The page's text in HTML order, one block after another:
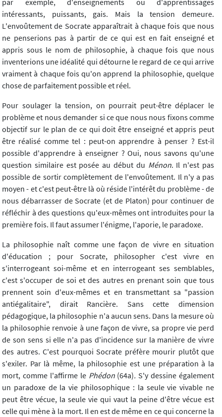
par exemple, d'enseignements ou d'apprentissages
intéressants, puissants, gais. Mais la tension demeure.
L'envoûtement de Socrate apparaîtrait à chaque fois que nous
ne penserions pas à partir de ce qui est en fait enseigné et
appris sous le nom de philosophie, à chaque fois que nous
inventerions une idéalité qui détourne le regard de ce qui arrive
vraiment à chaque fois qu'on apprend la philosophie, quelque
chose de parfaitement possible et réel.
Pour soulager la tension, on pourrait peut-être déplacer le
problème et nous demander si ce que nous nous fixons comme
objectif sur le plan de ce qui doit être enseigné et appris peut
être réalisé comme tel : peut-on apprendre à penser ? Est-il
possible d'apprendre à enseigner ? Oui, nous savons qu'une
question similaire est posée au début du Ménon. Il n'est pas
possible de sortir complètement de l'envoûtement. Il n'y a pas
moyen - et c'est peut-être là où réside l'intérêt du problème - de
nous débarrasser de Socrate (et de Platon) pour continuer de
réfléchir à des questions qu'eux-mêmes ont introduites pour la
première fois. Il faut assumer l'énigme, l'aporie, le paradoxe.
La philosophie naît comme une façon de vivre en situation
d'éducation ; pour Socrate, philosopher c'est vivre en
s'interrogeant soi-même et en interrogeant ses semblables,
c'est s'occuper de soi et des autres en prenant soin que tous
prennent soin d'eux-mêmes et en transmettant sa "passion
antiégalitaire", dirait Rancière. Sans cette dimension
pédagogique, la philosophie n'a aucun sens. Dans la mesure où
la philosophie renvoie à une façon de vivre, sa propre vie perd
de son sens si elle n'a pas d'incidence sur la manière de vivre
des autres. C'est pourquoi Socrate préfère mourir plutôt que
s'exiler. Par là même, la philosophie est une préparation à la
mort, comme l'affirme le Phédon (64a). S'y dessine également
un paradoxe de la vie philosophique : la seule vie vivable ne
peut être vécue, la seule vie qui vaut la peine d'être vécue est
celle qui mène à la mort. Il en est de même en ce qui concerne la